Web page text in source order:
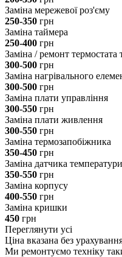
Заміна мережевої роз'єму
250-350 грн
Заміна таймера
250-400 грн
Заміна / ремонт термостата
300-500 грн
Заміна нагрівального
300-500 грн
Заміна плати управління
300-550 грн
Заміна плати живлення
300-550 грн
Заміна термозапобіжника
350-450 грн
Заміна датчика температури
350-550 грн
Заміна корпусу
400-550 грн
Заміна кришки
450 грн
Переглянути усі
Ціна вказана без
Ми ремонтуємо техніку